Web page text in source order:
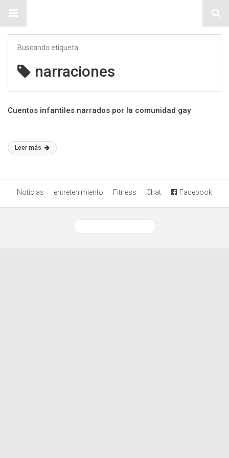
Buscando etiqueta
narraciones
Cuentos infantiles narrados por la comunidad gay
Leer más
Noticias entretenimiento Fitness Chat Facebook